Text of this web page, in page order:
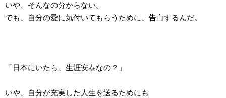
いや、そんなの分からない。
でも、自分の愛に気付いてもらうために、告白するんだ。
「日本にいたら、生涯安泰なの？」
いや、自分が充実した人生を送るためにも